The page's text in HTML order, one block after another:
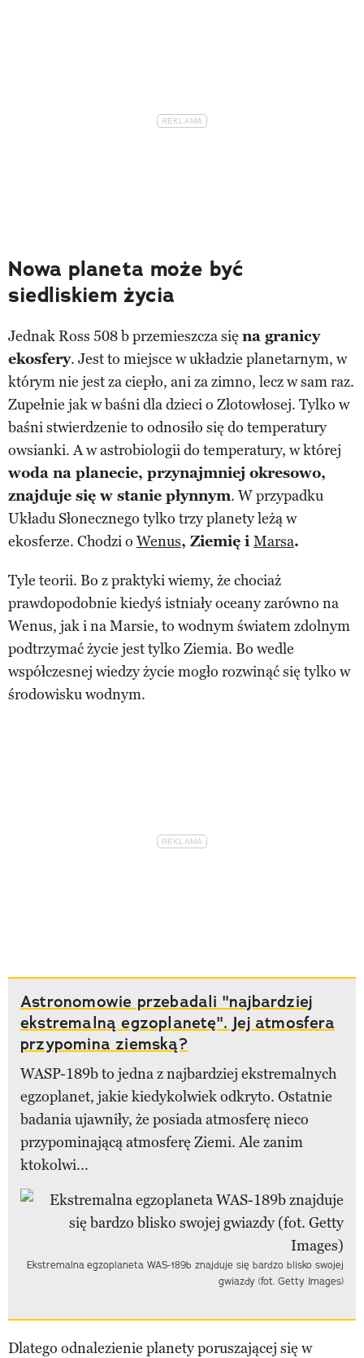
Nowa planeta może być
siedliskiem życia
Jednak Ross 508 b przemieszcza się na granicy
ekosfery. Jest to miejsce w układzie planetarnym, w
którym nie jest za ciepło, ani za zimno, lecz w sam raz.
Zupełnie jak w baśni dla dzieci o Złotowłosej. Tylko w
baśni stwierdzenie to odnosiło się do temperatury
owsianki. A w astrobiologii do temperatury, w której
woda na planecie, przynajmniej okresowo,
znajduje się w stanie płynnym. W przypadku
Układu Słonecznego tylko trzy planety leżą w
ekosferze. Chodzi o Wenus, Ziemię i Marsa.
Tyle teorii. Bo z praktyki wiemy, że chociaż
prawdopodobnie kiedyś istniały oceany zarówno na
Wenus, jak i na Marsie, to wodnym światem zdolnym
podtrzymać życie jest tylko Ziemia. Bo wedle
współczesnej wiedzy życie mogło rozwinąć się tylko w
środowisku wodnym.
Astronomowie przebadali "najbardziej
ekstremalną egzoplanetę". Jej atmosfera
przypomina ziemską?
WASP-189b to jedna z najbardziej ekstremalnych
egzoplanet, jakie kiedykolwiek odkryto. Ostatnie
badania ujawniły, że posiada atmosferę nieco
przypominającą atmosferę Ziemi. Ale zanim
ktokolwi...
Ekstremalna egzoplaneta WAS-189b znajduje się bardzo blisko swojej
gwiazdy (fot. Getty Images)
Dlatego odnalezienie planety poruszającej się w